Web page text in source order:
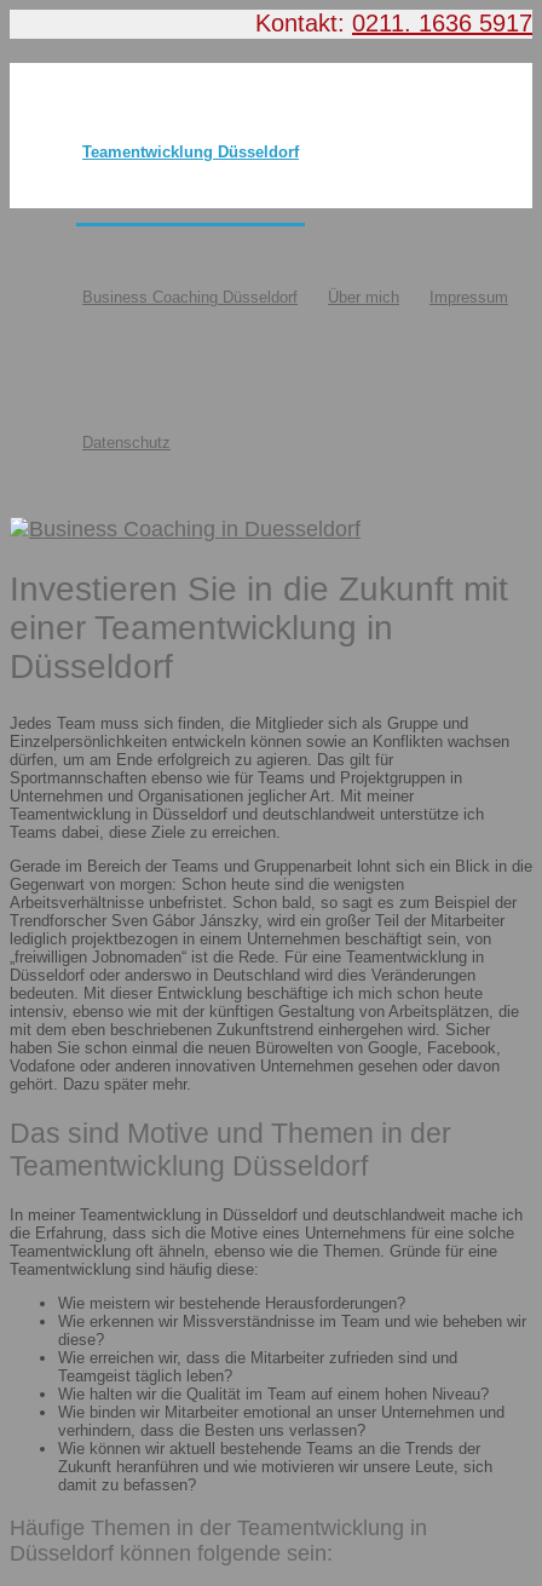
Kontakt: 0211. 1636 5917
Teamentwicklung Düsseldorf
Business Coaching Düsseldorf Über mich Impressum
Datenschutz
Investieren Sie in die Zukunft mit
einer Teamentwicklung in
Düsseldorf
Jedes Team muss sich finden, die Mitglieder sich als Gruppe und
Einzelpersönlichkeiten entwickeln können sowie an Konflikten wachsen
dürfen, um am Ende erfolgreich zu agieren. Das gilt für
Sportmannschaften ebenso wie für Teams und Projektgruppen in
Unternehmen und Organisationen jeglicher Art. Mit meiner
Teamentwicklung in Düsseldorf und deutschlandweit unterstütze ich
Teams dabei, diese Ziele zu erreichen.
Gerade im Bereich der Teams und Gruppenarbeit lohnt sich ein Blick in die
Gegenwart von morgen: Schon heute sind die wenigsten
Arbeitsverhältnisse unbefristet. Schon bald, so sagt es zum Beispiel der
Trendforscher Sven Gábor Jánszky, wird ein großer Teil der Mitarbeiter
lediglich projektbezogen in einem Unternehmen beschäftigt sein, von
„freiwilligen Jobnomaden“ ist die Rede. Für eine Teamentwicklung in
Düsseldorf oder anderswo in Deutschland wird dies Veränderungen
bedeuten. Mit dieser Entwicklung beschäftige ich mich schon heute
intensiv, ebenso wie mit der künftigen Gestaltung von Arbeitsplätzen, die
mit dem eben beschriebenen Zukunftstrend einhergehen wird. Sicher
haben Sie schon einmal die neuen Bürowelten von Google, Facebook,
Vodafone oder anderen innovativen Unternehmen gesehen oder davon
gehört. Dazu später mehr.
Das sind Motive und Themen in der
Teamentwicklung Düsseldorf
In meiner Teamentwicklung in Düsseldorf und deutschlandweit mache ich
die Erfahrung, dass sich die Motive eines Unternehmens für eine solche
Teamentwicklung oft ähneln, ebenso wie die Themen. Gründe für eine
Teamentwicklung sind häufig diese:
Wie meistern wir bestehende Herausforderungen?
Wie erkennen wir Missverständnisse im Team und wie beheben wir
diese?
Wie erreichen wir, dass die Mitarbeiter zufrieden sind und
Teamgeist täglich leben?
Wie halten wir die Qualität im Team auf einem hohen Niveau?
Wie binden wir Mitarbeiter emotional an unser Unternehmen und
verhindern, dass die Besten uns verlassen?
Wie können wir aktuell bestehende Teams an die Trends der
Zukunft heranführen und wie motivieren wir unsere Leute, sich
damit zu befassen?
Häufige Themen in der Teamentwicklung in
Düsseldorf können folgende sein: